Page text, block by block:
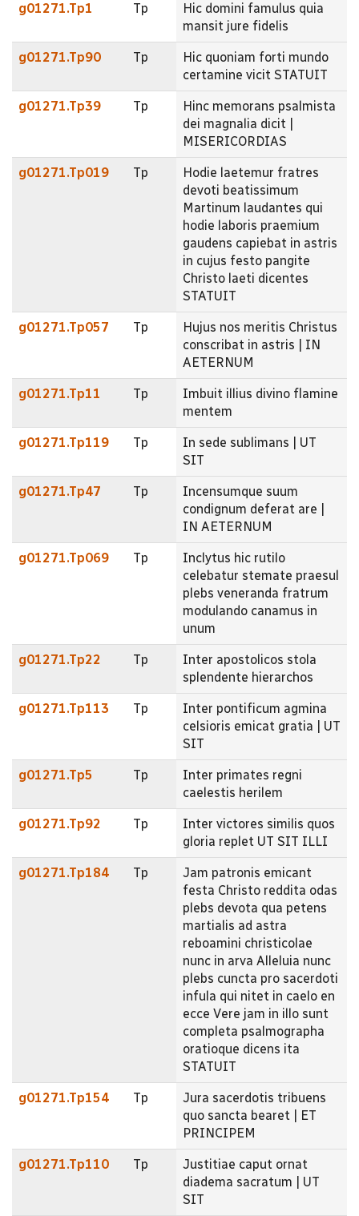
g01271.Tp1 Tp
Hic domini famulus quia
mansit jure fidelis
g01271.Tp90 Tp
Hic quoniam forti mundo
certamine vicit STATUIT
g01271.Tp39 Tp
Hinc memorans psalmista
dei magnalia dicit |
MISERICORDIAS
g01271.Tp019 Tp
Hodie laetemur fratres
devoti beatissimum
Martinum laudantes qui
hodie laboris praemium
gaudens capiebat in astris
in cujus festo pangite
Christo laeti dicentes
STATUIT
g01271.Tp057 Tp
Hujus nos meritis Christus
conscribat in astris | IN
AETERNUM
g01271.Tp11 Tp
Imbuit illius divino flamine
mentem
g01271.Tp119 Tp
In sede sublimans | UT
SIT
g01271.Tp47 Tp
Incensumque suum
condignum deferat are |
IN AETERNUM
g01271.Tp069 Tp
Inclytus hic rutilo
celebatur stemate praesul
plebs veneranda fratrum
modulando canamus in
unum
g01271.Tp22 Tp
Inter apostolicos stola
splendente hierarchos
g01271.Tp113 Tp
Inter pontificum agmina
celsioris emicat gratia | UT
SIT
g01271.Tp5 Tp
Inter primates regni
caelestis herilem
g01271.Tp92 Tp
Inter victores similis quos
gloria replet UT SIT ILLI
g01271.Tp184 Tp
Jam patronis emicant
festa Christo reddita odas
plebs devota qua petens
martialis ad astra
reboamini christicolae
nunc in arva Alleluia nunc
plebs cuncta pro sacerdoti
infula qui nitet in caelo en
ecce Vere jam in illo sunt
completa psalmographa
oratioque dicens ita
STATUIT
g01271.Tp154 Tp
Jura sacerdotis tribuens
quo sancta bearet | ET
PRINCIPEM
g01271.Tp110 Tp
Justitiae caput ornat
diadema sacratum | UT
SIT